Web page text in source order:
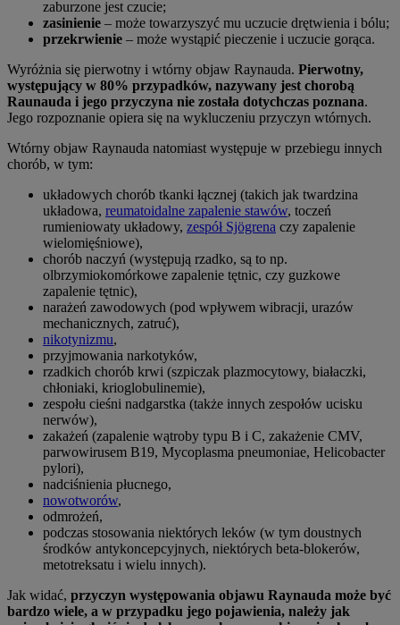
zaburzone jest czucie;
zasinienie – może towarzyszyć mu uczucie drętwienia i bólu;
przekrwienie – może wystąpić pieczenie i uczucie gorąca.
Wyróżnia się pierwotny i wtórny objaw Raynauda. Pierwotny,
występujący w 80% przypadków, nazywany jest chorobą
Raunauda i jego przyczyna nie została dotychczas poznana.
Jego rozpoznanie opiera się na wykluczeniu przyczyn wtórnych.
Wtórny objaw Raynauda natomiast występuje w przebiegu innych
chorób, w tym:
układowych chorób tkanki łącznej (takich jak twardzina
układowa, reumatoidalne zapalenie stawów, toczeń
rumieniowaty układowy, zespół Sjögrena czy zapalenie
wielomięśniowe),
chorób naczyń (występują rzadko, są to np.
olbrzymiokomórkowe zapalenie tętnic, czy guzkowe
zapalenie tętnic),
narażeń zawodowych (pod wpływem wibracji, urazów
mechanicznych, zatruć),
nikotynizmu,
przyjmowania narkotyków,
rzadkich chorób krwi (szpiczak plazmocytowy, białaczki,
chłoniaki, krioglobulinemie),
zespołu cieśni nadgarstka (także innych zespołów ucisku
nerwów),
zakażeń (zapalenie wątroby typu B i C, zakażenie CMV,
parwowirusem B19, Mycoplasma pneumoniae, Helicobacter
pylori),
nadciśnienia płucnego,
nowotworów,
odmrożeń,
podczas stosowania niektórych leków (w tym doustnych
środków antykoncepcyjnych, niektórych beta-blokerów,
metotreksatu i wielu innych).
Jak widać, przyczyn występowania objawu Raynauda może być
bardzo wiele, a w przypadku jego pojawienia, należy jak